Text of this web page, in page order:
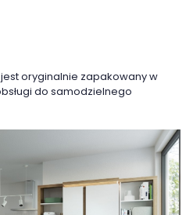
jest oryginalnie zapakowany w
do samodzielnego